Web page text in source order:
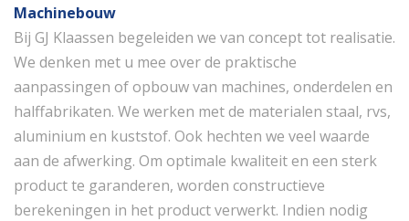
Machinebouw
Bij GJ Klaassen begeleiden we van concept tot realisatie.
We denken met u mee over de praktische
aanpassingen of opbouw van machines, onderdelen en
halffabrikaten. We werken met de materialen staal, rvs,
aluminium en kuststof. Ook hechten we veel waarde
aan de afwerking. Om optimale kwaliteit en een sterk
product te garanderen, worden constructieve
berekeningen in het product verwerkt. Indien nodig